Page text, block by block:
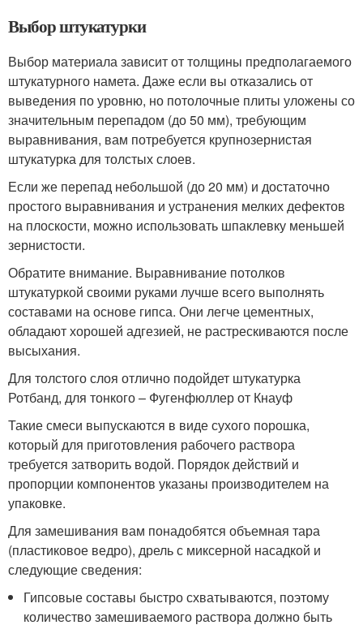
Выбор штукатурки
Выбор материала зависит от толщины предполагаемого
штукатурного намета. Даже если вы отказались от
выведения по уровню, но потолочные плиты уложены со
значительным перепадом (до 50 мм), требующим
выравнивания, вам потребуется крупнозернистая
штукатурка для толстых слоев.
Если же перепад небольшой (до 20 мм) и достаточно
простого выравнивания и устранения мелких дефектов
на плоскости, можно использовать шпаклевку меньшей
зернистости.
Обратите внимание. Выравнивание потолков
штукатуркой своими руками лучше всего выполнять
составами на основе гипса. Они легче цементных,
обладают хорошей адгезией, не растрескиваются после
высыхания.
Для толстого слоя отлично подойдет штукатурка
Ротбанд, для тонкого – Фугенфюллер от Кнауф
Такие смеси выпускаются в виде сухого порошка,
который для приготовления рабочего раствора
требуется затворить водой. Порядок действий и
пропорции компонентов указаны производителем на
упаковке.
Для замешивания вам понадобятся объемная тара
(пластиковое ведро), дрель с миксерной насадкой и
следующие сведения:
Гипсовые составы быстро схватываются, поэтому
количество замешиваемого раствора должно быть